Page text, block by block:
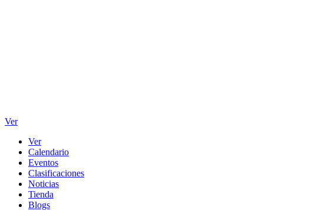
Ver
Ver
Calendario
Eventos
Clasificaciones
Noticias
Tienda
Blogs